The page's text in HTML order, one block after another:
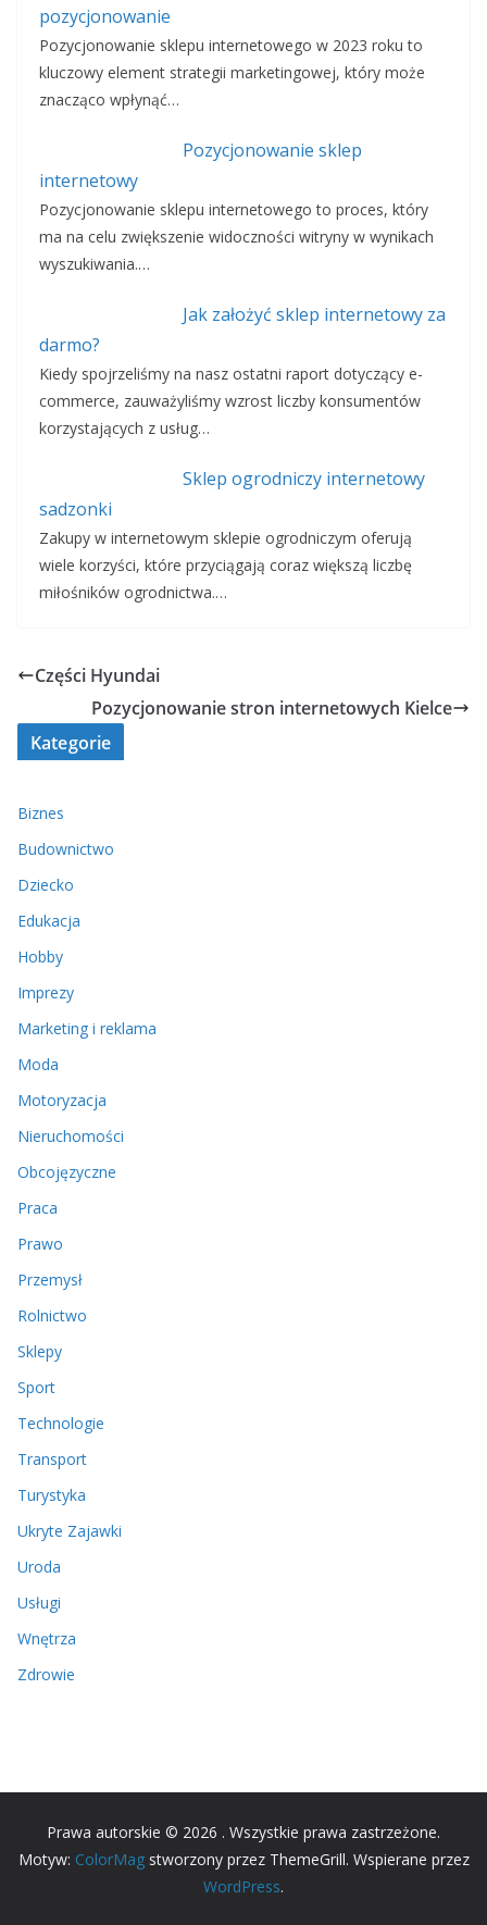
pozycjonowanie
Pozycjonowanie sklepu internetowego w 2023 roku to
kluczowy element strategii marketingowej, który może
znacząco wpłynąć…
Pozycjonowanie sklep
internetowy
Pozycjonowanie sklepu internetowego to proces, który
ma na celu zwiększenie widoczności witryny w wynikach
wyszukiwania.…
Jak założyć sklep internetowy za
darmo?
Kiedy spojrzeliśmy na nasz ostatni raport dotyczący e-
commerce, zauważyliśmy wzrost liczby konsumentów
korzystających z usług…
Sklep ogrodniczy internetowy
sadzonki
Zakupy w internetowym sklepie ogrodniczym oferują
wiele korzyści, które przyciągają coraz większą liczbę
miłośników ogrodnictwa.…
Części Hyundai
Pozycjonowanie stron internetowych Kielce
Kategorie
Biznes
Budownictwo
Dziecko
Edukacja
Hobby
Imprezy
Marketing i reklama
Moda
Motoryzacja
Nieruchomości
Obcojęzyczne
Praca
Prawo
Przemysł
Rolnictwo
Sklepy
Sport
Technologie
Transport
Turystyka
Ukryte Zajawki
Uroda
Usługi
Wnętrza
Zdrowie
Prawa autorskie © 2026 . Wszystkie prawa zastrzeżone.
Motyw: ColorMagstworzony przez ThemeGrill. Wspierane przez
WordPress.